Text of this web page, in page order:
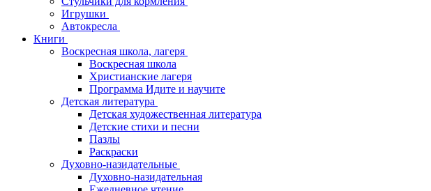
Игрушки
Автокресла
Книги
Воскресная школа, лагеря
Воскресная школа
Христианские лагеря
Программа Идите и научите
Детская литература
Детская художественная литература
Детские стихи и песни
Пазлы
Раскраски
Духовно-назидательные
Духовно-назидательная